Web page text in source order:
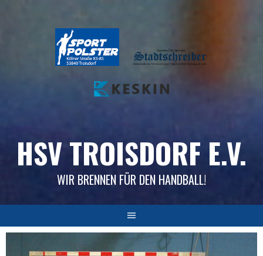
HSV TROISDORF E.V.
WIR BRENNEN FÜR DEN HANDBALL!